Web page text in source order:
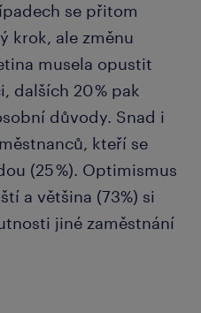
se přitom
krok, ale změnu
musela opustit
dalších 20 % pak
důvody. Snad i
kteří se
(25 %). Optimismus
a většina (73%) si
jiné zaměstnání